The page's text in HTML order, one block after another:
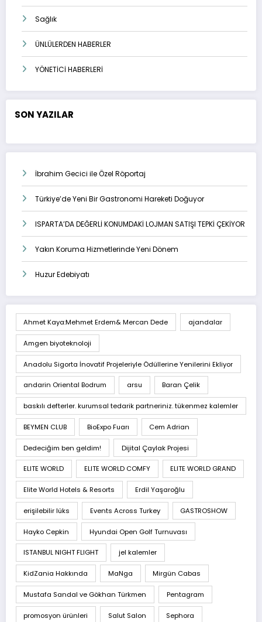
Sağlık
ÜNLÜLERDEN HABERLER
YÖNETİCİ HABERLERİ
SON YAZILAR
İbrahim Gecici ile Özel Röportaj
Türkiye’de Yeni Bir Gastronomi Hareketi Doğuyor
ISPARTA’DA DEĞERLİ KONUMDAKİ LOJMAN SATIŞI TEPKİ ÇEKİYOR
Yakın Koruma Hizmetlerinde Yeni Dönem
Huzur Edebiyatı
Ahmet Kaya:Mehmet Erdem& Mercan Dede ajandalar
Amgen biyoteknoloji
Anadolu Sigorta İnovatif Projeleriyle Ödüllerine Yenilerini Ekliyor
andarin Oriental Bodrum arsu Baran Çelik
baskılı defterler. kurumsal tedarik partneriniz. tükenmez kalemler
BEYMEN CLUB BioExpo Fuarı Cem Adrian
Dedeciğim ben geldim! Dijital Çaylak Projesi
ELITE WORLD ELITE WORLD COMFY ELITE WORLD GRAND
Elite World Hotels & Resorts Erdil Yaşaroğlu
erişilebilir lüks Events Across Turkey GASTROSHOW
Hayko Cepkin Hyundai Open Golf Turnuvası
ISTANBUL NIGHT FLIGHT jel kalemler
KidZania Hakkında MaNga Mirgün Cabas
Mustafa Sandal ve Gökhan Türkmen Pentagram
promosyon ürünleri Salut Salon Sephora